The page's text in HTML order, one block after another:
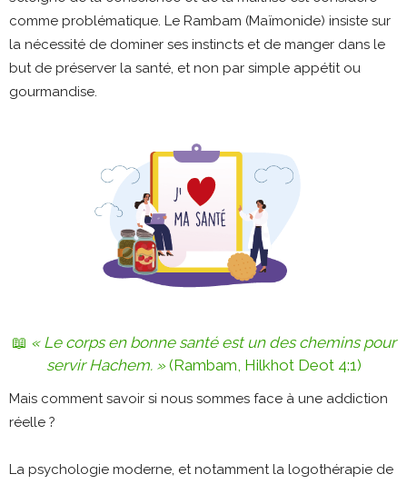
comme problématique. Le Rambam (Maïmonide) insiste sur
la nécessité de dominer ses instincts et de manger dans le
but de préserver la santé, et non par simple appétit ou
gourmandise.
📖 « Le corps en bonne santé est un des chemins pour
servir Hachem. »(Rambam, Hilkhot Deot 4:1)
Mais comment savoir si nous sommes face à une addiction
réelle ?
La psychologie moderne, et notamment la logothérapie de